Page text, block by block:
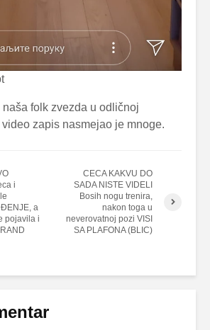
folk zvezda u odličnoj
zapis nasmejao je mnoge.
i
a
pojavila i
CECA KAKVU DO
SADA NISTE VIDELI
Bosih nogu trenira,
nakon toga u
neverovatnoj pozi VISI
SA PLAFONA (BLIC)